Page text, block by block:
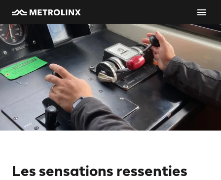
Les sensations ressenties